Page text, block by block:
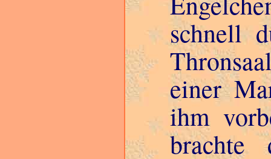
schnell
einer
ihm
brachte